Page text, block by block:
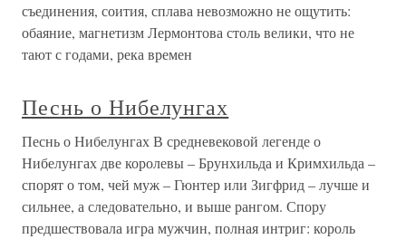
съединения, соития, сплава невозможно не ощутить:
обаяние, магнетизм Лермонтова столь велики, что не
тают с годами, река времен
Песнь о Нибелунгах
Песнь о Нибелунгах В средневековой легенде о
Нибелунгах две королевы – Брунхильда и Кримхильда –
спорят о том, чей муж – Гюнтер или Зигфрид – лучше и
сильнее, а следовательно, и выше рангом. Спору
предшествовала игра мужчин, полная интриг: король